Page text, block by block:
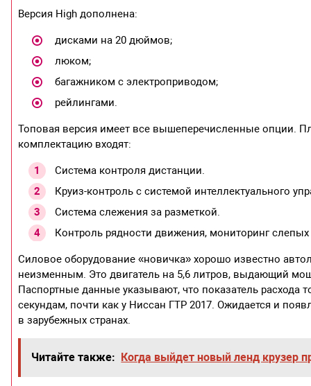
Версия High дополнена:
дисками на 20 дюймов;
люком;
багажником с электроприводом;
рейлингами.
Топовая версия имеет все вышеперечисленные опции.
комплектацию входят:
Система контроля дистанции.
Круиз-контроль с системой интеллектуального
Система слежения за разметкой.
Контроль рядности движения, мониторинг
Силовое оборудование «новичка» хорошо известно
неизменным. Это двигатель на 5,6 литров, выдающий
Паспортные данные указывают, что показатель расхода
секундам, почти как у Ниссан ГТР 2017. Ожидается и
в зарубежных странах.
Читайте также: Когда выйдет новый ленд крузер